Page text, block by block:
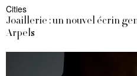
Cities
Joaillerie : un nouvel écrin
Arpels